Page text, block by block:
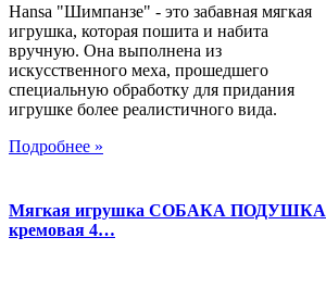
Hansa "Шимпанзе" - это забавная мягкая
игрушка, которая пошита и набита
вручную. Она выполнена из
искусственного меха, прошедшего
специальную обработку для придания
игрушке более реалистичного вида.
Подробнее »
Мягкая игрушка СОБАКА ПОДУШКА
кремовая 4…